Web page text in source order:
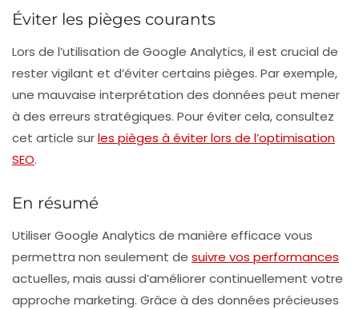
Éviter les pièges courants
Lors de l’utilisation de Google Analytics, il est crucial de
rester vigilant et d’éviter certains pièges. Par exemple,
une mauvaise interprétation des données peut mener
à des erreurs stratégiques. Pour éviter cela, consultez
cet article surles pièges à éviter lors de l’optimisation
SEO.
En résumé
Utiliser Google Analytics de manière efficace vous
permettra non seulement de suivre vos performances
actuelles, mais aussi d’améliorer continuellement votre
approche marketing. Grâce à des données précieuses